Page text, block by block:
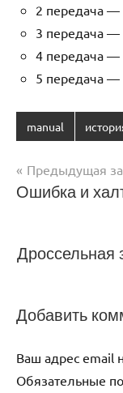
2 передача —
3 передача —
4 передача —
5 передача —
manual
Навигация
по
Предыдущая
Ошибка и
Дроссельная
Добавить
Ваш адрес email
Обязательные